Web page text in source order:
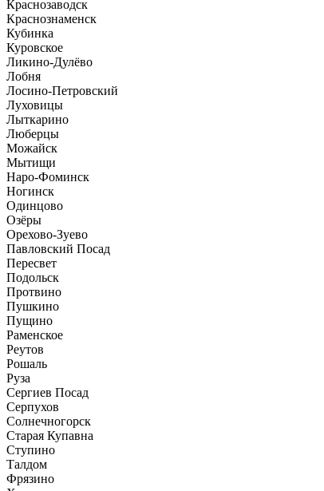
Краснозаводск
Краснознаменск
Кубинка
Куровское
Ликино-Дулёво
Лобня
Лосино-Петровский
Луховицы
Лыткарино
Люберцы
Можайск
Мытищи
Наро-Фоминск
Ногинск
Одинцово
Озёры
Орехово-Зуево
Павловский Посад
Пересвет
Подольск
Протвино
Пушкино
Пущино
Раменское
Реутов
Рошаль
Руза
Сергиев Посад
Серпухов
Солнечногорск
Старая Купавна
Ступино
Талдом
Фрязино